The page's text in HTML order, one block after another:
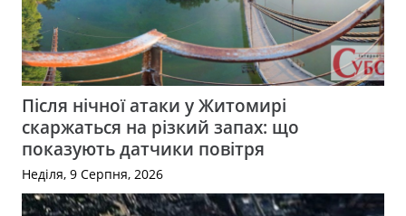
Після нічної атаки у Житомирі
скаржаться на різкий запах: що
показують датчики повітря
Неділя, 9 Серпня, 2026